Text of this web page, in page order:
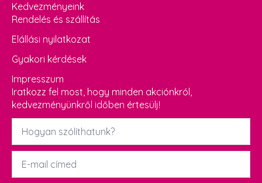
Kedvezményeink
Rendelés és szállítás
Elállási nyilatkozat
Gyakori kérdések
Impresszum
Iratkozz fel most, hogy minden akciónkról,
kedvezményünkről időben értesülj!
Név
Email